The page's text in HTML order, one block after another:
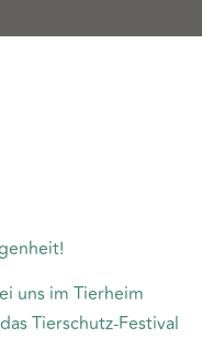
uns im Tierheim
Tierschutz-Festival